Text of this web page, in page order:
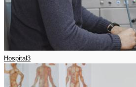
Hospital3